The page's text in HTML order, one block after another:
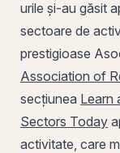
urile și-au găsit
sectoare de
prestigioase
Association of
secțiunea Learn
Sectors Today
activitate, care